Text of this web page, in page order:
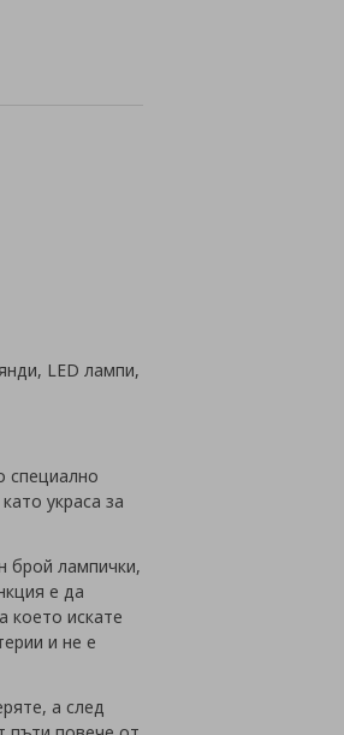
към списъка с любими
LED лампи,
специално
украса за
брой лампички,
е да
което искате
и не е
а след